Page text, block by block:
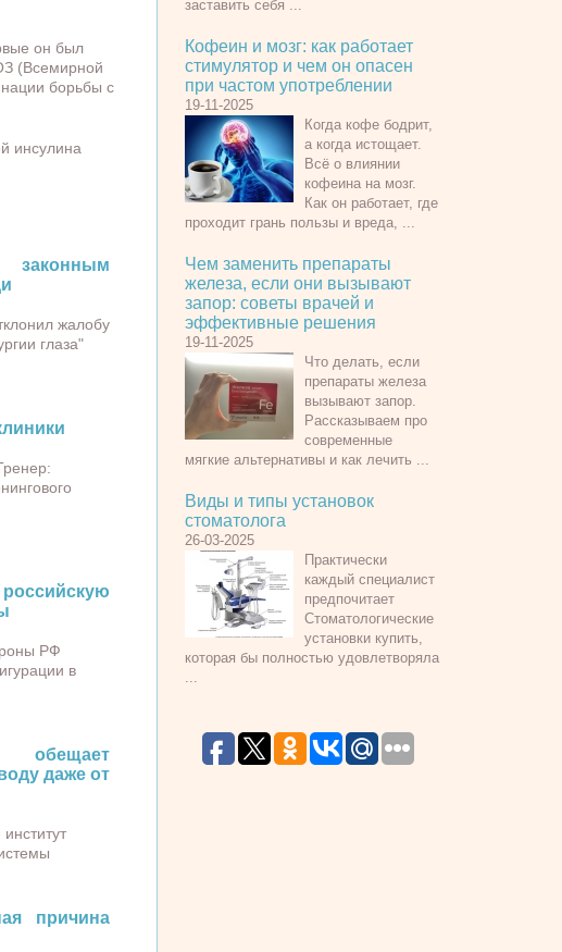
он был
(Всемирной
борьбы с
инсулина
жалобу
глаза"
РФ
в
обещает
даже от
причина
заставить себя ...
Кофеин и мозг: как работает
стимулятор и чем он опасен
при частом употреблении
19-11-2025
Когда кофе бодрит,
а когда истощает.
Всё о влиянии
кофеина на мозг.
Как он работает, где
проходит грань пользы и вреда, ...
Чем заменить препараты
железа, если они вызывают
запор: советы врачей и
эффективные решения
19-11-2025
Что делать, если
препараты железа
вызывают запор.
Рассказываем про
современные
мягкие альтернативы и как лечить ...
Виды и типы установок
стоматолога
26-03-2025
Практически
каждый специалист
предпочитает
Стоматологические
установки купить,
которая бы полностью удовлетворяла
...